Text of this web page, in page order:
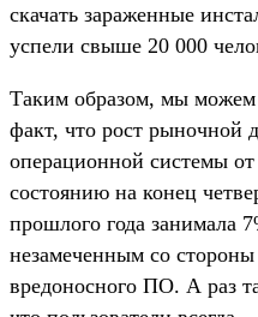
скачать зараженные
успели свыше 20 000
Таким образом, мы можем
факт, что рост рыночной
операционной системы
состоянию на конец
прошлого года занимала
незамеченным со стороны
вредоносного ПО. А раз